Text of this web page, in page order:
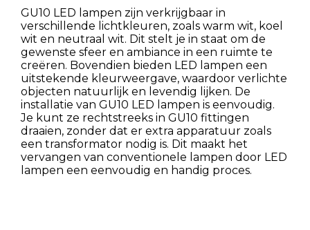
GU10 LED lampen zijn verkrijgbaar in
verschillende lichtkleuren, zoals warm wit, koel
wit en neutraal wit. Dit stelt je in staat om de
gewenste sfeer en ambiance in een ruimte te
creëren. Bovendien bieden LED lampen een
uitstekende kleurweergave, waardoor verlichte
objecten natuurlijk en levendig lijken. De
installatie van GU10 LED lampen is eenvoudig.
Je kunt ze rechtstreeks in GU10 fittingen
draaien, zonder dat er extra apparatuur zoals
een transformator nodig is. Dit maakt het
vervangen van conventionele lampen door LED
lampen een eenvoudig en handig proces.